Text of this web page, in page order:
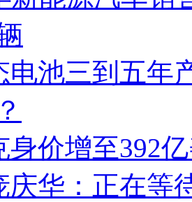
电池三到五年
身价增至392
庆华：正在等